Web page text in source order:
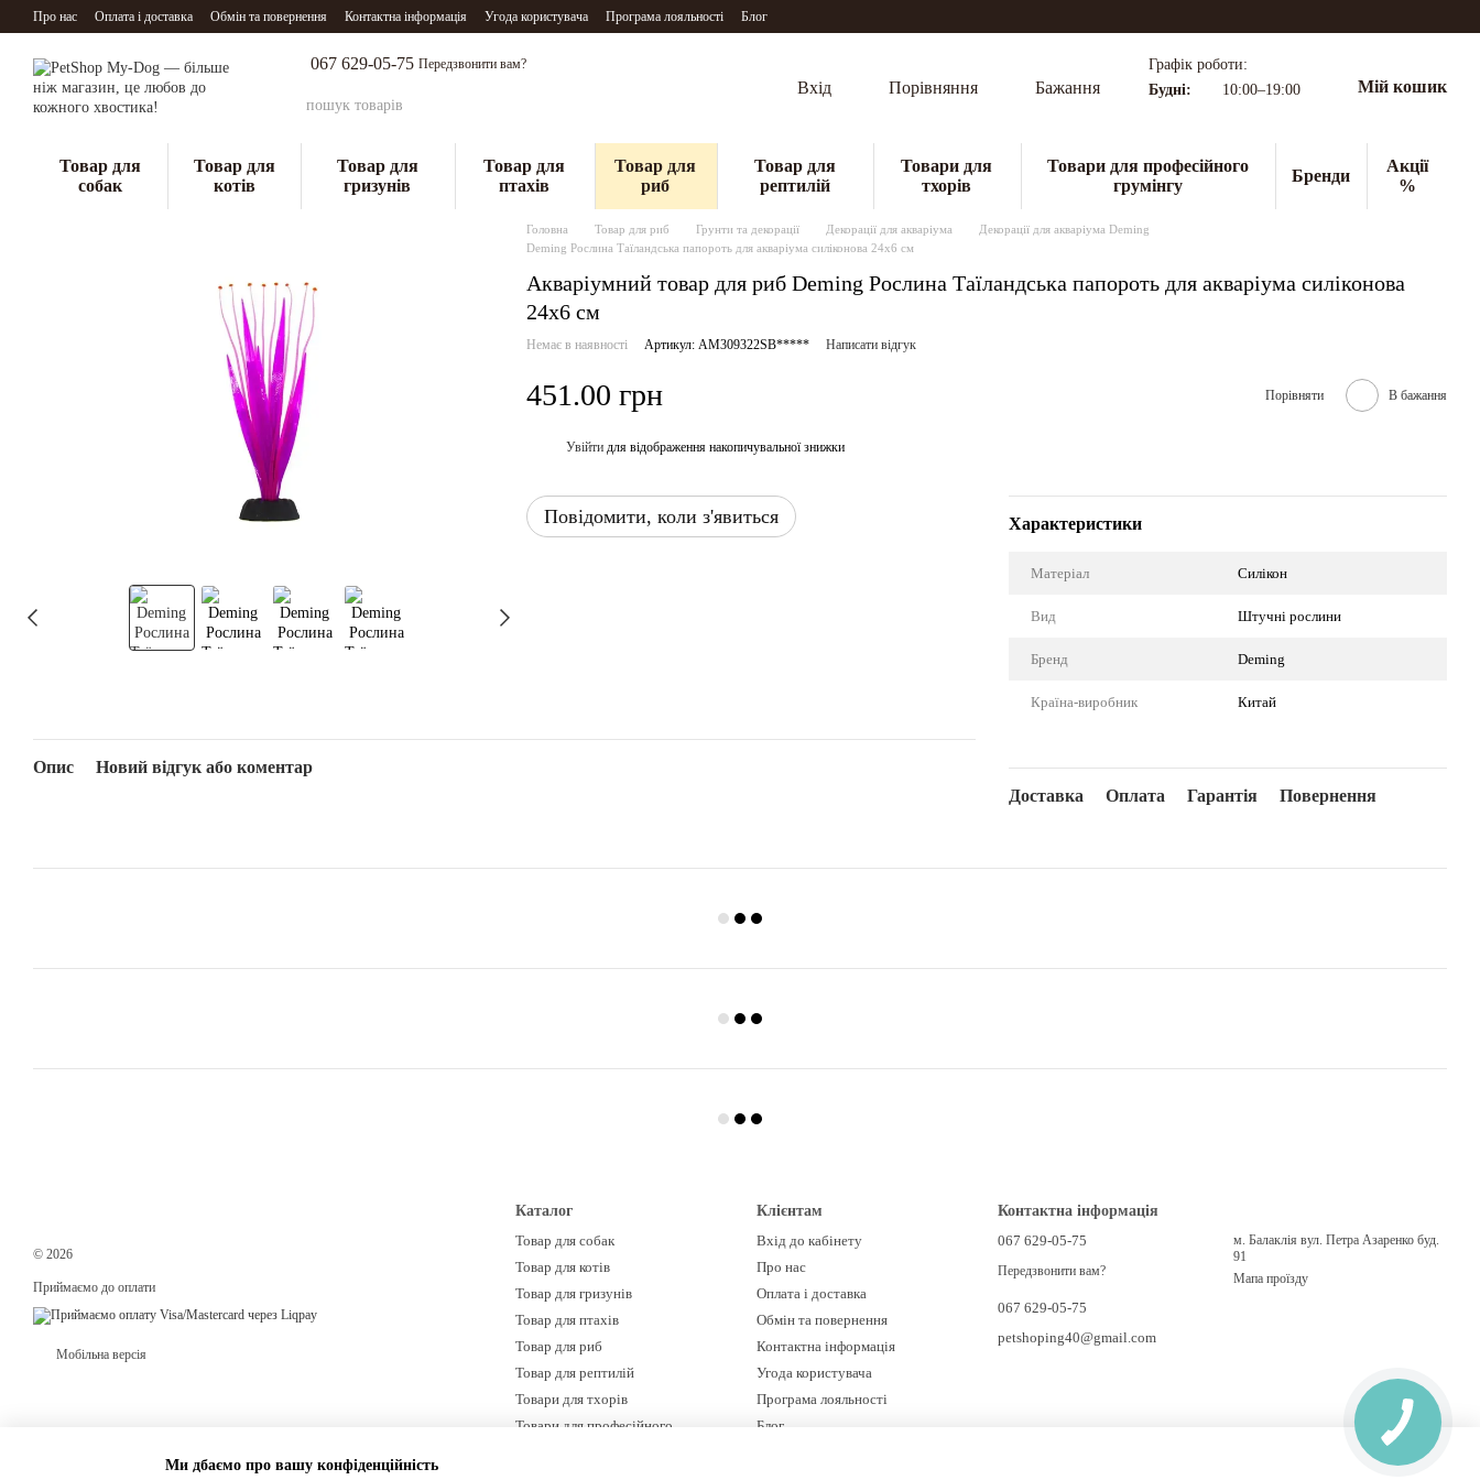
Перейти до основного контенту
Про нас Оплата і доставка Обмін та повернення Контактна інформація Угода користувача Програма лояльності Блог
067 629-05-75 Передзвонити вам?
Вхід Порівняння Бажання
Графік роботи:
Будні:
10:00–19:00 Мій кошик
Товар для
собак
Товар для
котів
Товар для
гризунів
Товар для
птахів
Товар для
риб
Товар для
рептилій
Товари для
тхорів
Товари для професійного
грумінгу
Бренди
Акції
%
Головна Товар для риб Грунти та декорації Декорації для акваріума
Декорації для акваріума Deming
Deming Рослина Таїландська папороть для акваріума силіконова 24х6 см
Акваріумний товар для риб Deming Рослина Таїландська папороть для акваріума силіконова
24х6 см
Немає в наявності Артикул: AM309322SB***** Написати відгук
451.00 грн Порівняти В бажання
Увійти для відображення накопичувальної знижки
Повідомити, коли з'явиться Характеристики
Матеріал Силікон
Вид Штучні рослини
Бренд Deming
Країна-виробник Китай
Доставка Оплата Гарантія Повернення
Опис Новий відгук або коментар
© 2026
Приймаємо до оплати
Мобільна версія
Каталог
Товар для собак
Товар для котів
Товар для гризунів
Товар для птахів
Товар для риб
Товар для рептилій
Товари для тхорів
Товари для професійного
Клієнтам
Вхід до кабінету
Про нас
Оплата і доставка
Обмін та повернення
Контактна інформація
Угода користувача
Програма лояльності
Блог
Контактна інформація
067 629-05-75
Передзвонити вам?
067 629-05-75
petshoping40@gmail.com
м. Балаклія вул. Петра Азаренко буд.
91
Мапа проїзду
Ми дбаємо про вашу конфіденційність